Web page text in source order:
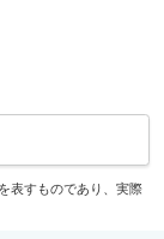
表すものであり、実際